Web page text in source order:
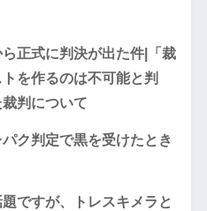
正式に判決が出た件|「裁
を作るのは不可能と判
判について
ク判定で黒を受けたとき
ですが、トレスキメラと